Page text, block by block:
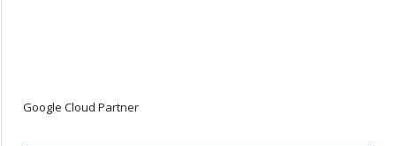
Google Cloud Partner